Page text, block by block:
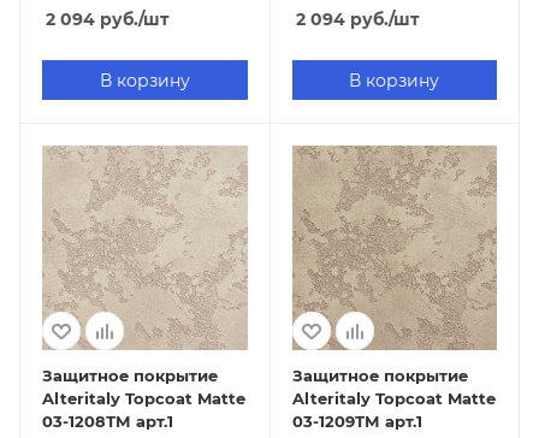
2 094 руб./шт
В корзину
2 094руб./шт
В корзину
Защитное покрытие
Alteritaly Topcoat Matte
03-1208ТМ арт.1
Защитное покрытие
Alteritaly Topcoat Matte
03-1209ТМ арт.1